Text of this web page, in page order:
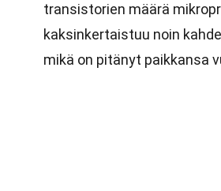
transistorien määrä
kaksinkertaistuu noin
mikä on pitänyt paikkansa